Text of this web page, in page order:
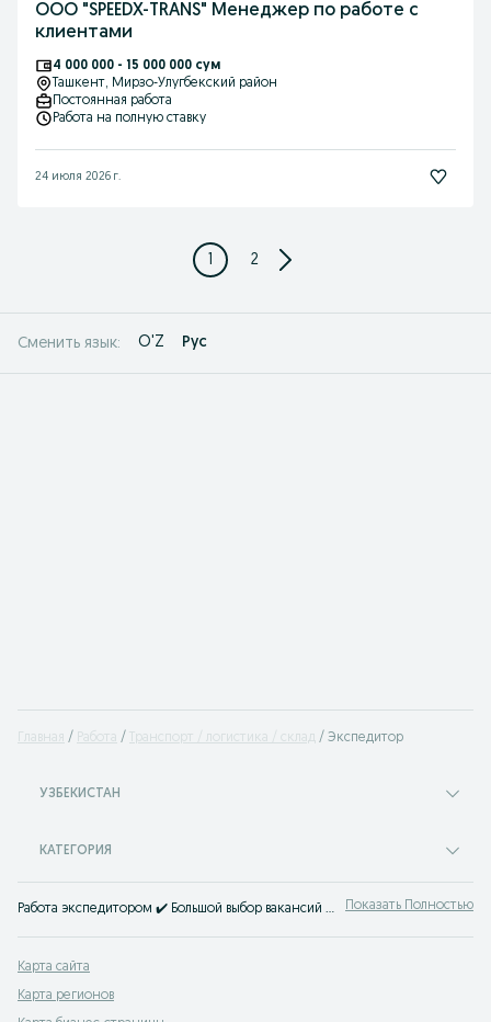
ООО "SPEEDX-TRANS" Менеджер по работе с
клиентами
4 000 000 - 15 000 000 сум
Ташкент, Мирзо-Улугбекский район
Постоянная работа
Работа на полную ставку
24 июля 2026 г.
1 2
Сменить язык: O'Z Рус
Главная Работа Транспорт / логистика / склад Экспедитор
УЗБЕКИСТАН
КАТЕГОРИЯ
Работа экспедитором ✔️ Большой выбор вакансий водителей-экспедиторов, помощников экспедиторов ⭐ Лучшие предложения работы в сфере транспорта ⮞⮞ OLX.uz Показать Полностью
Карта сайта
Карта регионов